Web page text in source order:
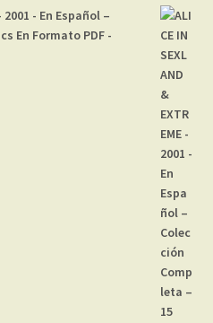
2001 - En Español –
En Formato PDF -